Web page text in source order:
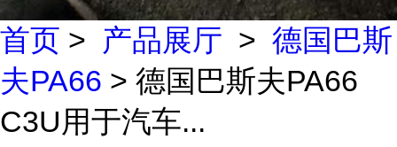
首页 > 产品展厅 > 德国巴斯
夫PA66 > 德国巴斯夫PA66
C3U用于汽车...